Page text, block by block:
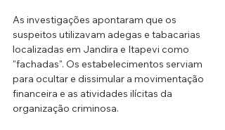
As investigações apontaram que os
suspeitos utilizavam adegas e tabacarias
localizadas em Jandira e Itapevi como
"fachadas". Os estabelecimentos serviam
para ocultar e dissimular a movimentação
financeira e as atividades ilícitas da
organização criminosa.